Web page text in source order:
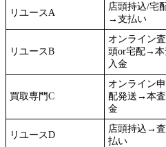
リユースA
店頭持込/宅
→支払い
リユースB
オンライン
頭or宅配→
入金
買取専門C
オンライン
配発送→本
金
リユースD
店頭持込→
払い